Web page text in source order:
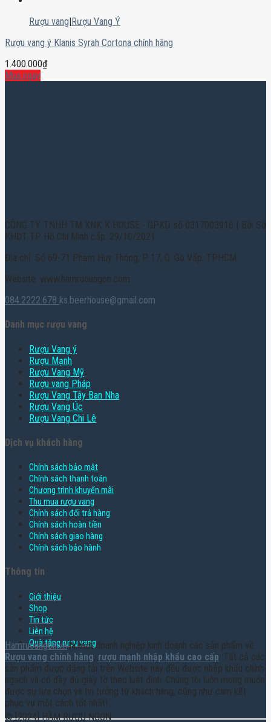
Rượu vang|Rượu Vang Ý
Rượu vang ý Klanis Syrah Cortona chính hãng
1.400.000₫
Mua ngay
CÔNG TY TNHH TM XNK K HOUSE - GPKD số 0317003916 | Bởi Sở
KHĐT TP. Hồ Chí Minh cấp: 29/10/2021
Địa chỉ: Số 69-71 Phạm Huy Thông, P. 17, Q. Gò Vấp, TPHCM
Website: www.hamruoungon.com
084.2222.678 ks.beerhouse@gmail.com
Danh mục rượu vang
Rượu Vang ý
Rượu Mạnh
Rượu Vang Mỹ
Rượu vang Pháp
Rượu Vang Tây Ban Nha
Rượu Vang Úc
Rượu Vang Chi Lê
Dịch vụ khách hàng
Chính sách bảo mật
Chính sách thanh toán
Chương trình khuyến mãi
Thu mua rượu vang
Chính sách đổi trả hàng
Chính sách hoàn tiền
Chính sách giao hàng
Chính sách bảo hành
Thông tin
Giới thiệu
Shop
Tin tức
Liên hệ
Quà tặng rượu vang
Hamruoungon.vnlà một doanh nghiệp kinh doanh các sản phẩm về
Rượu vang chính hãng, rượu mạnh nhập khẩu cao cấp . Tất cả các
sản phẩm được đăng tải trên Website này đều được nhập khẩu chính
ngạch và có đầy đủ giấy tờ theo luật định. Chúng tôi luôn mong muốn
được sự lựa chọn và tin tưởng từ khách hàng, cũng như cam kết
phục vụ một cách tốt nhất!
© [2024] HẦM RƯỢU NGON